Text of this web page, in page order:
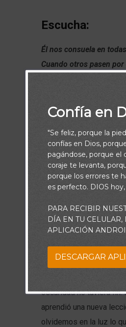
Escucha:
Él nos consuela en
Cuando otros pasen
Piensa:
oscuridad no tuviera fin.
aprendió una nueva
olvidemos en la luz lo
Confía en
"Se feliz, porque la
confías en Dios,
pagándose, porque el
coraje te levanta,
porque los errores te
es perfecto. DIOS
PARA RECIBIR
DÍA EN TU CELULAR,
APLICACIÓN
DESCARGAR